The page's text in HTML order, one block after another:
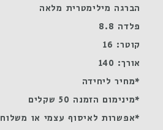
הברגה מילימטרית מלאה
פלדה 8.8
קוטר: 16
אורך: 140
*מחיר ליחידה
*מינימום הזמנה 50 שקלים
*אפשרות לאיסוף עצמי או משלוח